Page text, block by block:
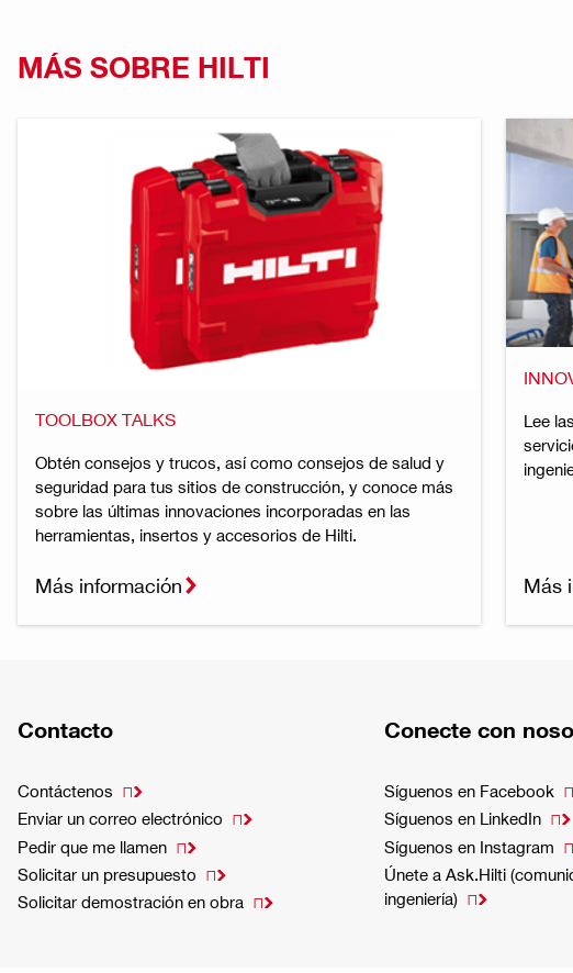
MÁS SOBRE HILTI
TOOLBOX TALKS
Obtén consejos y trucos, así como consejos de salud y
seguridad para tus sitios de construcción, y conoce más
sobre las últimas innovaciones incorporadas en las
herramientas, insertos y accesorios de Hilti.
Más información
Lee
Más
Contacto
Contáctenos 
Enviar un correo electrónico 
Pedir que me llamen 
Solicitar un presupuesto 
Solicitar demostración en obra 
Conecte con
Síguenos en Facebook
Síguenos en LinkedIn 
Síguenos en Instagram
Únete a Ask.Hilti
ingeniería) 